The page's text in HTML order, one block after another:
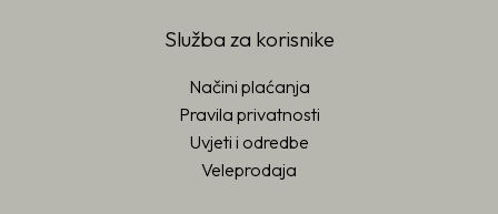
Služba za korisnike
Načini plaćanja
Pravila privatnosti
Uvjeti i odredbe
Veleprodaja